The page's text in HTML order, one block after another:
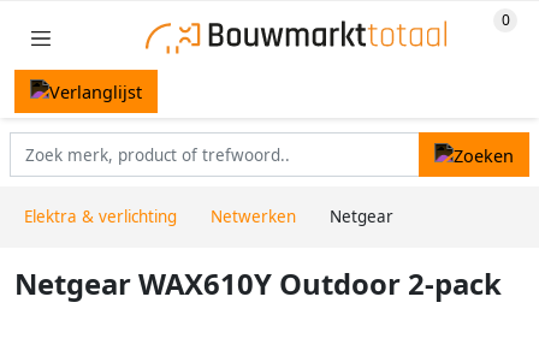
Elektra & verlichting Netwerken Netgear
Netgear WAX610Y Outdoor 2-pack